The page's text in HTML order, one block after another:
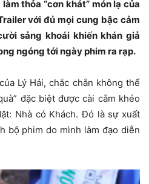
thỏa “cơn khát” món lạ của
với đủ mọi cung bậc cảm
sảng khoái khiến khán giả
ngóng tới ngày phim ra rạp.
Lý Hải, chắc chắn không thể
đặc biệt được cài cắm khéo
Nhà có Khách. Đó là sự xuất
bộ phim do mình làm đạo diễn